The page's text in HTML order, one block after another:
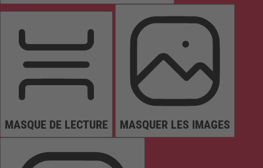
MASQUE DE LECTURE MASQUER LES IMAGES